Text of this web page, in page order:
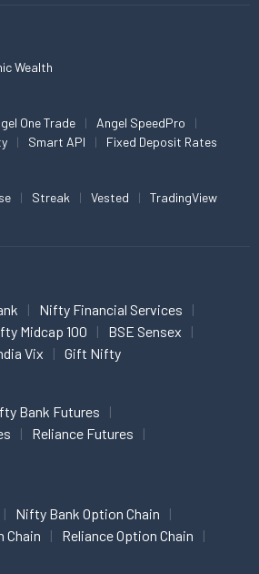
Wealth
One Trade
Angel SpeedPro
Smart API Fixed Deposit Rates
Streak Vested TradingView
Nifty Financial Services
Midcap 100
BSE Sensex
Vix Gift Nifty
Bank Futures
Reliance Futures
Nifty Bank Option Chain
Chain
Reliance Option Chain